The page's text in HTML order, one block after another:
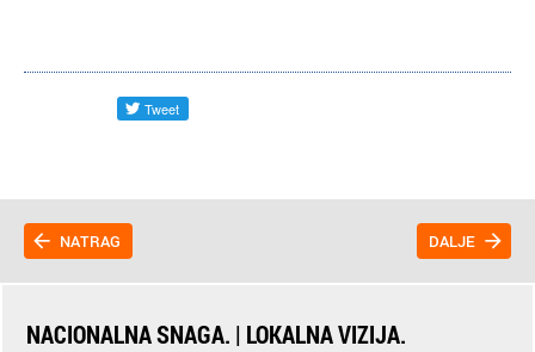
NATRAG DALJE
NACIONALNA SNAGA. | LOKALNA VIZIJA.